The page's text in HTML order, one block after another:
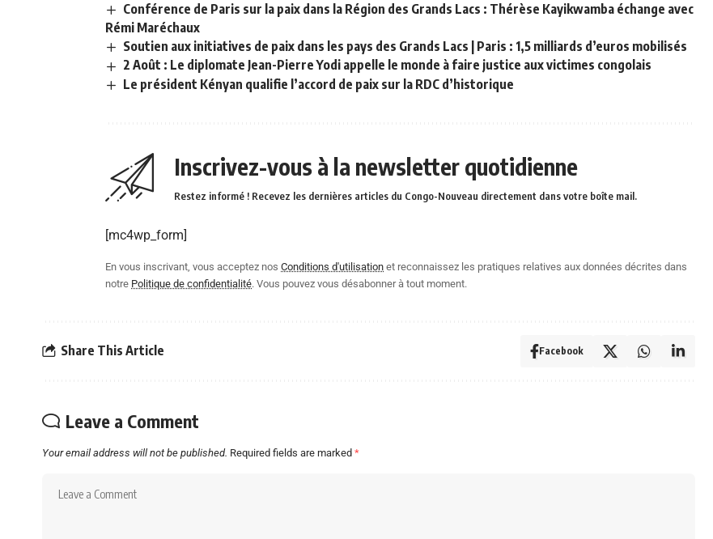
Conférence de Paris sur la paix dans la Région des Grands Lacs : Thérèse Kayikwamba échange avec
Rémi Maréchaux
Soutien aux initiatives de paix dans les pays des Grands Lacs | Paris : 1,5 milliards d’euros mobilisés
2 Août : Le diplomate Jean-Pierre Yodi appelle le monde à faire justice aux victimes congolais
Le président Kényan qualifie l’accord de paix sur la RDC d’historique
Inscrivez-vous à la newsletter quotidienne
Restez informé ! Recevez les dernières articles du Congo-Nouveau directement dans votre boîte mail.
[mc4wp_form]
En vous inscrivant, vous acceptez nos Conditions d'utilisation et reconnaissez les pratiques relatives aux données décrites dans
notre Politique de confidentialité. Vous pouvez vous désabonner à tout moment.
Share This Article Facebook
Leave a Comment
Your email address will not be published. Required fields are marked *